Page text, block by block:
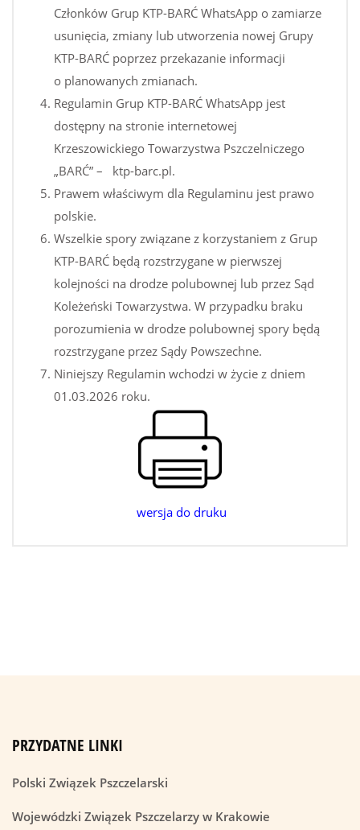
Członków Grup KTP-BARĆ WhatsApp o zamiarze
usunięcia, zmiany lub utworzenia nowej Grupy
KTP-BARĆ poprzez przekazanie informacji
o planowanych zmianach.
Regulamin Grup KTP-BARĆ WhatsApp jest
dostępny na stronie internetowej
Krzeszowickiego Towarzystwa Pszczelniczego
„BARĆ” – ktp-barc.pl.
Prawem właściwym dla Regulaminu jest prawo
polskie.
Wszelkie spory związane z korzystaniem z Grup
KTP-BARĆ będą rozstrzygane w pierwszej
kolejności na drodze polubownej lub przez Sąd
Koleżeński Towarzystwa. W przypadku braku
porozumienia w drodze polubownej spory będą
rozstrzygane przez Sądy Powszechne.
Niniejszy Regulamin wchodzi w życie z dniem
01.03.2026 roku.
wersja do druku
PRZYDATNE LINKI
Polski Związek Pszczelarski
Wojewódzki Związek Pszczelarzy w Krakowie